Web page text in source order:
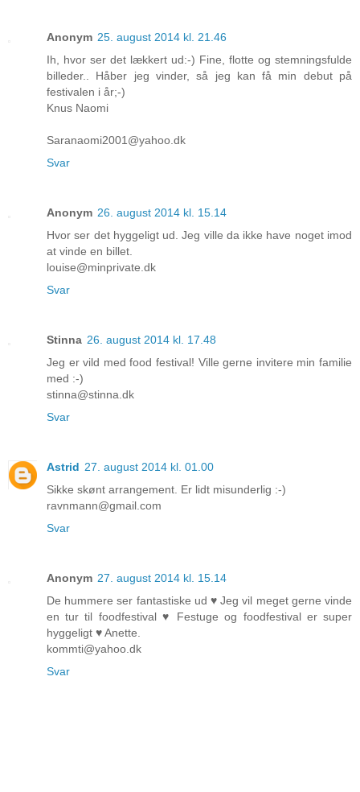
Anonym 25. august 2014 kl. 21.46
Ih, hvor ser det lækkert ud:-) Fine, flotte og stemningsfulde
billeder.. Håber jeg vinder, så jeg kan få min debut på
festivalen i år;-)
Knus Naomi
Saranaomi2001@yahoo.dk
Svar
Anonym 26. august 2014 kl. 15.14
Hvor ser det hyggeligt ud. Jeg ville da ikke have noget imod
at vinde en billet.
louise@minprivate.dk
Svar
Stinna 26. august 2014 kl. 17.48
Jeg er vild med food festival! Ville gerne invitere min familie
med :-)
stinna@stinna.dk
Svar
Astrid 27. august 2014 kl. 01.00
Sikke skønt arrangement. Er lidt misunderlig :-)
ravnmann@gmail.com
Svar
Anonym 27. august 2014 kl. 15.14
De hummere ser fantastiske ud ♥ Jeg vil meget gerne vinde
en tur til foodfestival ♥ Festuge og foodfestival er super
hyggeligt ♥ Anette.
kommti@yahoo.dk
Svar